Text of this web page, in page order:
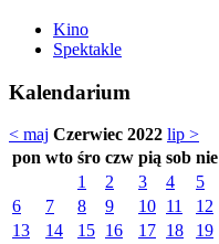
Kino
Spektakle
Kalendarium
< maj Czerwiec 2022 lip >
pon wto śro czw pią sob nie
1
2 3 4
5
6
7 8 9 10 11
12
13
14 15 16 17 18
19